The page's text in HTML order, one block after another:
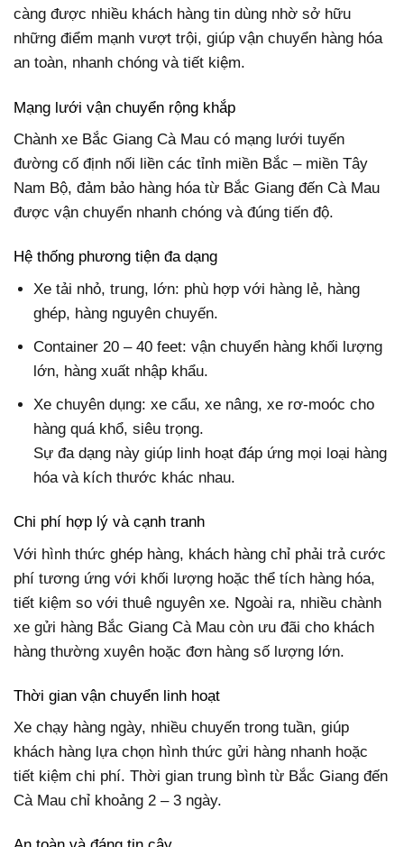
càng được nhiều khách hàng tin dùng nhờ sở hữu
những điểm mạnh vượt trội, giúp vận chuyển hàng hóa
an toàn, nhanh chóng và tiết kiệm.
Mạng lưới vận chuyển rộng khắp
Chành xe Bắc Giang Cà Mau có mạng lưới tuyến
đường cố định nối liền các tỉnh miền Bắc – miền Tây
Nam Bộ, đảm bảo hàng hóa từ Bắc Giang đến Cà Mau
được vận chuyển nhanh chóng và đúng tiến độ.
Hệ thống phương tiện đa dạng
Xe tải nhỏ, trung, lớn: phù hợp với hàng lẻ, hàng
ghép, hàng nguyên chuyến.
Container 20 – 40 feet: vận chuyển hàng khối lượng
lớn, hàng xuất nhập khẩu.
Xe chuyên dụng: xe cẩu, xe nâng, xe rơ-moóc cho
hàng quá khổ, siêu trọng.
Sự đa dạng này giúp linh hoạt đáp ứng mọi loại hàng
hóa và kích thước khác nhau.
Chi phí hợp lý và cạnh tranh
Với hình thức ghép hàng, khách hàng chỉ phải trả cước
phí tương ứng với khối lượng hoặc thể tích hàng hóa,
tiết kiệm so với thuê nguyên xe. Ngoài ra, nhiều chành
xe gửi hàng Bắc Giang Cà Mau còn ưu đãi cho khách
hàng thường xuyên hoặc đơn hàng số lượng lớn.
Thời gian vận chuyển linh hoạt
Xe chạy hàng ngày, nhiều chuyến trong tuần, giúp
khách hàng lựa chọn hình thức gửi hàng nhanh hoặc
tiết kiệm chi phí. Thời gian trung bình từ Bắc Giang đến
Cà Mau chỉ khoảng 2 – 3 ngày.